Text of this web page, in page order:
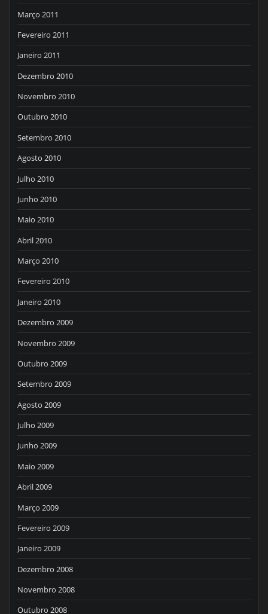
Março 2011
Fevereiro 2011
Janeiro 2011
Dezembro 2010
Novembro 2010
Outubro 2010
Setembro 2010
Agosto 2010
Julho 2010
Junho 2010
Maio 2010
Abril 2010
Março 2010
Fevereiro 2010
Janeiro 2010
Dezembro 2009
Novembro 2009
Outubro 2009
Setembro 2009
Agosto 2009
Julho 2009
Junho 2009
Maio 2009
Abril 2009
Março 2009
Fevereiro 2009
Janeiro 2009
Dezembro 2008
Novembro 2008
Outubro 2008